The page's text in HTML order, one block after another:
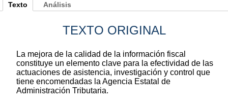
Texto
TEXTO ORIGINAL
La mejora de la calidad de la información fiscal
constituye un elemento clave para la efectividad de las
actuaciones de asistencia, investigación y control que
tiene encomendadas la Agencia Estatal de
Administración Tributaria.
Análisis